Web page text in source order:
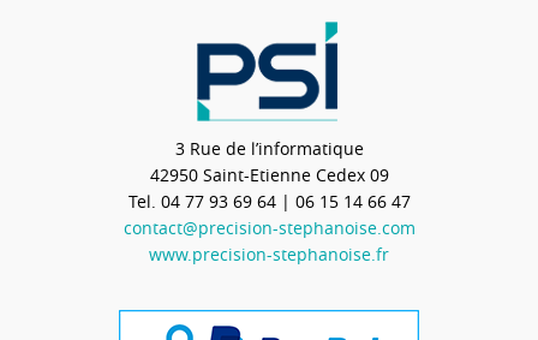
3 Rue de l’informatique
42950 Saint-Etienne Cedex 09
Tel. 04 77 93 69 64| 06 15 14 66 47
contact@precision-stephanoise.com
www.precision-stephanoise.fr